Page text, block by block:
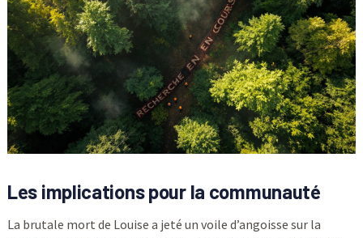
Les implications pour la communauté
La brutale mort de Louise a jeté un voile d’angoisse sur la